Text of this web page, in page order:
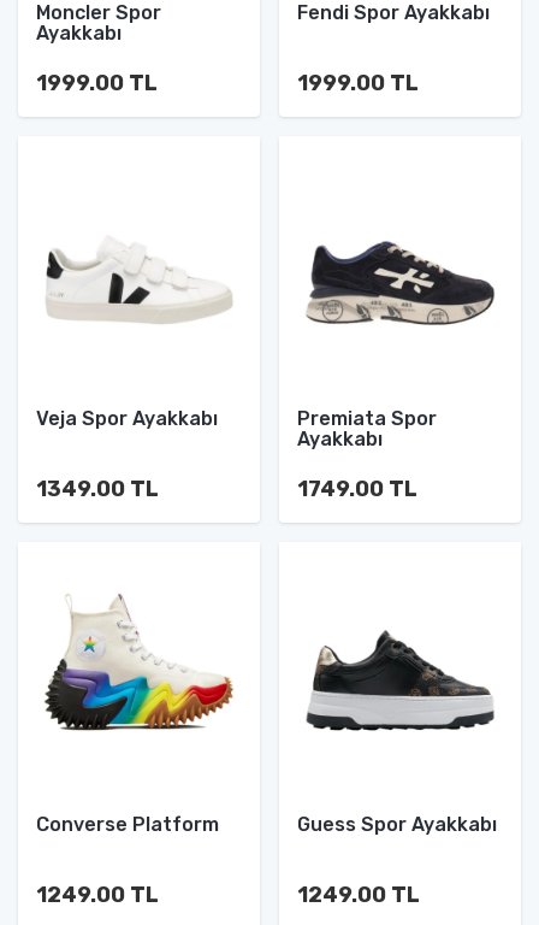
Moncler Spor
Ayakkabı
1999.00 TL
Fendi Spor Ayakkabı
1999.00 TL
Veja Spor Ayakkabı
1349.00 TL
Premiata Spor
Ayakkabı
1749.00 TL
Converse Platform
1249.00 TL
Guess Spor Ayakkabı
1249.00 TL